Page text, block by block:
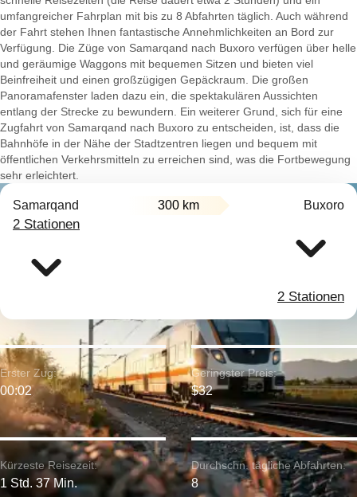
umfangreicher Fahrplan mit bis zu 8 Abfahrten täglich. Auch während
der Fahrt stehen Ihnen fantastische Annehmlichkeiten an Bord zur
Verfügung. Die Züge von Samarqand nach Buxoro verfügen über helle
und geräumige Waggons mit bequemen Sitzen und bieten viel
Beinfreiheit und einen großzügigen Gepäckraum. Die großen
Panoramafenster laden dazu ein, die spektakulären Aussichten
entlang der Strecke zu bewundern. Ein weiterer Grund, sich für eine
Zugfahrt von Samarqand nach Buxoro zu entscheiden, ist, dass die
Bahnhöfe in der Nähe der Stadtzentren liegen und bequem mit
öffentlichen Verkehrsmitteln zu erreichen sind, was die Fortbewegung
sehr erleichtert.
Samarqand 300 km Buxoro
2 Stationen
2 Stationen
Kürzeste Reisezeit:
1 Std. 37 Min.
Erster Zug:
00:02
Geringster Preis:
$32
Durchschn. tägliche Abfahrten:
8